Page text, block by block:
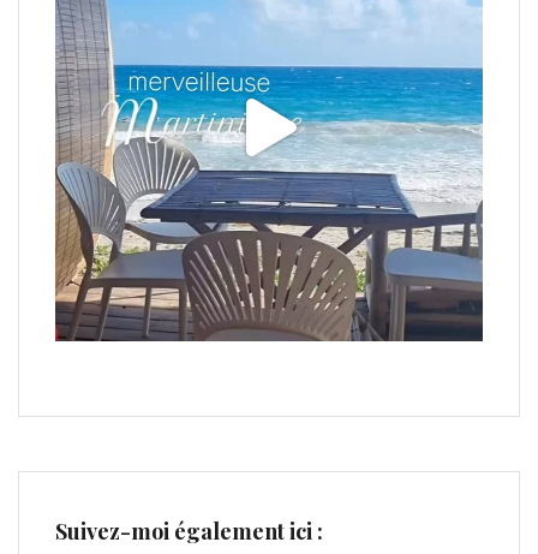
Suivez-moi également ici :